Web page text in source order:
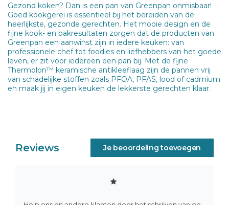
Gezond koken? Dan is een pan van Greenpan onmisbaar!
Goed kookgerei is essentieel bij het bereiden van de
heerlijkste, gezonde gerechten. Het mooie design en de
fijne kook- en bakresultaten zorgen dat de producten van
Greenpan een aanwinst zijn in iedere keuken: van
professionele chef tot foodies en liefhebbers van het goede
leven, er zit voor iedereen een pan bij. Met de fijne
Thermolon™ keramische antikleeflaag zijn de pannen vrij
van schadelijke stoffen zoals PFOA, PFAS, lood of cadmium
en maak jij in eigen keuken de lekkerste gerechten klaar.
Reviews Je beoordeling toevoegen